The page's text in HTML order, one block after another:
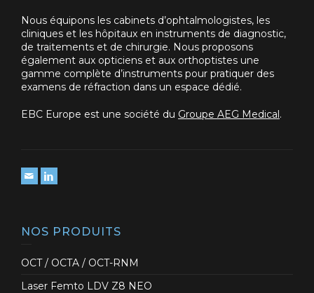
Nous équipons les cabinets d’ophtalmologistes, les
cliniques et les hôpitaux en instruments de diagnostic,
de traitements et de chirurgie. Nous proposons
également aux opticiens et aux orthoptistes une
gamme complète d’instruments pour pratiquer des
examens de réfraction dans un espace dédié.
EBC Europe est une société du Groupe AEG Medical.
NOS PRODUITS
OCT / OCTA / OCT-RNM
Laser Femto LDV Z8 NEO